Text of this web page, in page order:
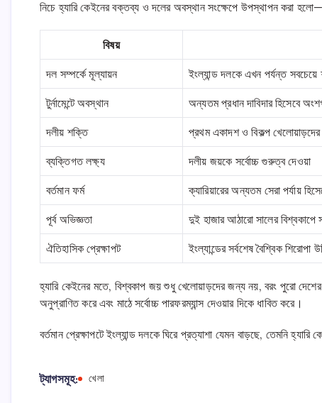
নিচে হ্যারি কেইনের বক্তব্য ও দলের অবস্থান সংক্ষেপে উপস্থাপন করা হলো—
বিষয়
দল সম্পর্কে মূল্যায়ন ইংল্যান্ড দলকে এখন পর্যন্ত
টুর্নামেন্টে অবস্থান অন্যতম প্রধান দাবিদার হিসেবে
দলীয় শক্তি প্রথম একাদশ ও বিকল্প
ব্যক্তিগত লক্ষ্য দলীয় জয়কে সর্বোচ্চ গুরুত্ব দেওয়া
বর্তমান ফর্ম ক্যারিয়ারের অন্যতম সেরা পর্যায়
পূর্ব অভিজ্ঞতা দুই হাজার আঠারো সালের বিশ্বকাপে
ঐতিহাসিক প্রেক্ষাপট ইংল্যান্ডের সর্বশেষ বৈশ্বিক শিরোপা
হ্যারি কেইনের মতে, বিশ্বকাপ জয় শুধু খেলোয়াড়দের জন্য নয়, বরং পুরো
অনুপ্রাণিত করে এবং মাঠে সর্বোচ্চ পারফরম্যান্স দেওয়ার দিকে ধাবিত করে।
বর্তমান প্রেক্ষাপটে ইংল্যান্ড দলকে ঘিরে প্রত্যাশা যেমন বাড়ছে, তেমনি
ট্যাগসমূহ: খেলা